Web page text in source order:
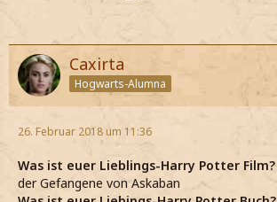
Caxirta
Hogwarts-Alumna
26. Februar 2018 um 11:36
Was ist euer Lieblings-Harry Potter Film?
der Gefangene von Askaban